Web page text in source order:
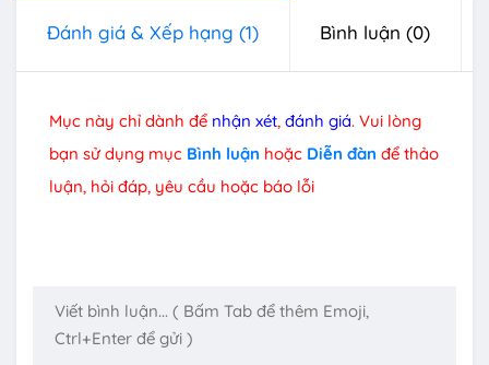
Đánh giá & Xếp hạng (1) Bình luận (0)
Mục này chỉ dành để nhận xét, đánh giá. Vui lòng
bạn sử dụng mục Bình luận hoặc Diễn đàn để thảo
luận, hỏi đáp, yêu cầu hoặc báo lỗi